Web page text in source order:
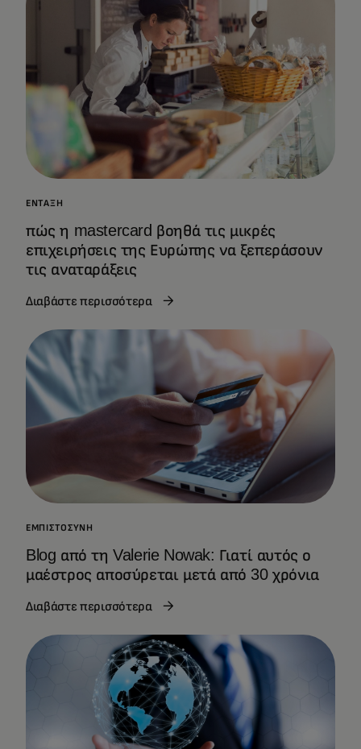
ΈΝΤΑΞΗ
πώς η mastercard βοηθά τις μικρές
επιχειρήσεις της Ευρώπης να ξεπεράσουν
τις αναταράξεις
Διαβάστε περισσότερα
ΕΜΠΙΣΤΟΣΎΝΗ
Blog από τη Valerie Nowak: Γιατί αυτός ο
μαέστρος αποσύρεται μετά από 30 χρόνια
Διαβάστε περισσότερα